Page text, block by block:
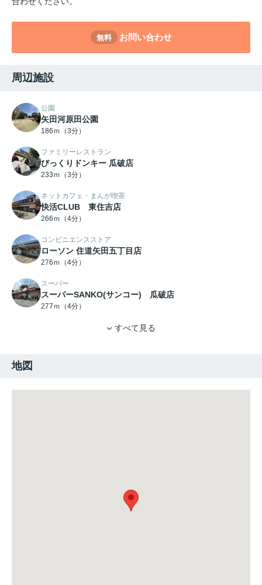
無料 お問い合わせ
周辺施設
公園
矢田河原田公園
186ｍ（3分）
ファミリーレストラン
びっくりドンキー 瓜破店
233ｍ（3分）
ネットカフェ・まんが喫茶
快活CLUB 東住吉店
266ｍ（4分）
コンビニエンスストア
ローソン 住道矢田五丁目店
276ｍ（4分）
スーパー
スーパーSANKO(サンコー) 瓜破店
277ｍ（4分）
すべて見る
地図